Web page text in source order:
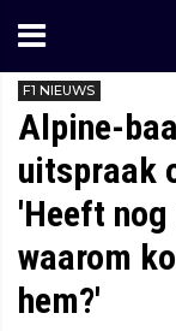
F1 NIEUWS
Alpine-
uitspraak
'Heeft
waarom
hem?'